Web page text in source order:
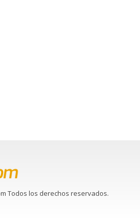
Todos los derechos reservados.